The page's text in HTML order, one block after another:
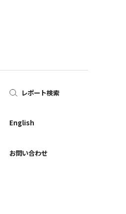
レポート検索
English
お問い合わせ